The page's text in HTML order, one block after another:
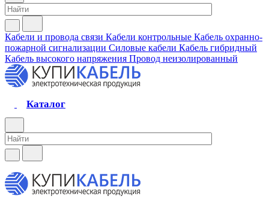
Кабели и провода связи Кабели контрольные Кабель охранно-
пожарной сигнализации Силовые кабели Кабель гибридный
Кабель высокого напряжения Провод неизолированный
Каталог